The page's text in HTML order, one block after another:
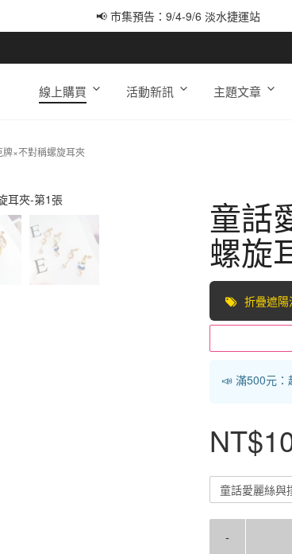
📢 市集預告：9/4-9/6 淡水捷運站
線上購買 活動新訊 主題文章
×不對稱螺旋耳夾
童話
螺旋
折疊遮陽
📣 滿500元：
童話愛麗絲與
-